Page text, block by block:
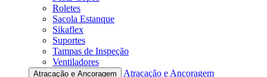
Roletes
Sacola Estanque
Sikaflex
Suportes
Tampas de Inspeção
Ventiladores
Atracação e Ancoragem
Atracação e Ancoragem